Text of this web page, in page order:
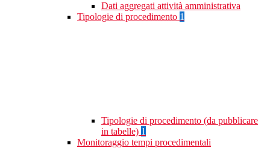
Dati aggregati attività amministrativa
Tipologie di procedimento 1
Tipologie di procedimento (da pubblicare
in tabelle) 1
Monitoraggio tempi procedimentali